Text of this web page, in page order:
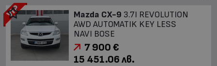
Mazda CX-9 3.7I REVOLUTION
AWD AUTOMATIK KEY LESS
NAVI BOSE
7 900 €
15 451.06 лв.